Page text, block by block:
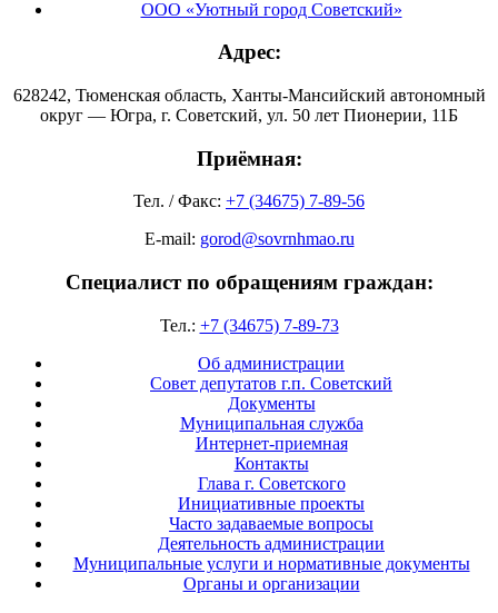
ООО «Уютный город Советский»
Адрес:
628242, Тюменская область, Ханты-Мансийский автономный
округ — Югра, г. Советский, ул. 50 лет Пионерии, 11Б
Приёмная:
Тел. / Факс: +7 (34675) 7-89-56
E-mail: gorod@sovrnhmao.ru
Специалист по обращениям граждан:
Тел.: +7 (34675) 7-89-73
Об администрации
Совет депутатов г.п. Советский
Документы
Муниципальная служба
Интернет-приемная
Контакты
Глава г. Советского
Инициативные проекты
Часто задаваемые вопросы
Деятельность администрации
Муниципальные услуги и нормативные документы
Органы и организации